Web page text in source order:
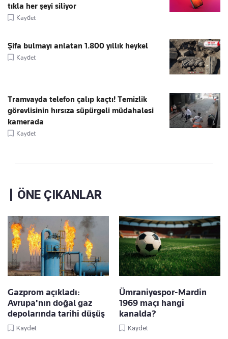
tıkla her şeyi siliyor
Kaydet
Şifa bulmayı anlatan 1.800 yıllık heykel
Kaydet
Tramvayda telefon çalıp kaçtı! Temizlik
görevlisinin hırsıza süpürgeli müdahalesi
kamerada
Kaydet
ÖNE ÇIKANLAR
Gazprom açıkladı:
Avrupa'nın doğal gaz
depolarında tarihi düşüş
Kaydet
Ümraniyespor-Mardin
1969 maçı hangi
kanalda?
Kaydet